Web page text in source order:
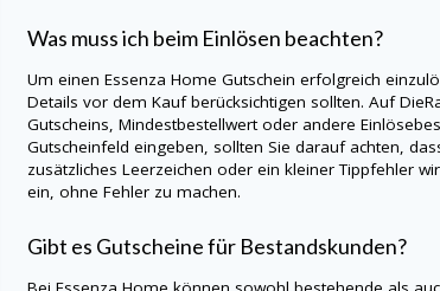
Was muss ich beim Einlösen beachten?
Um einen Essenza Home Gutschein erfolgreich
Details vor dem Kauf berücksichtigen sollten. Auf
Gutscheins, Mindestbestellwert oder andere
Gutscheinfeld eingeben, sollten Sie darauf achten,
zusätzliches Leerzeichen oder ein kleiner Tippfehler
ein, ohne Fehler zu machen.
Gibt es Gutscheine für Bestandskunden?